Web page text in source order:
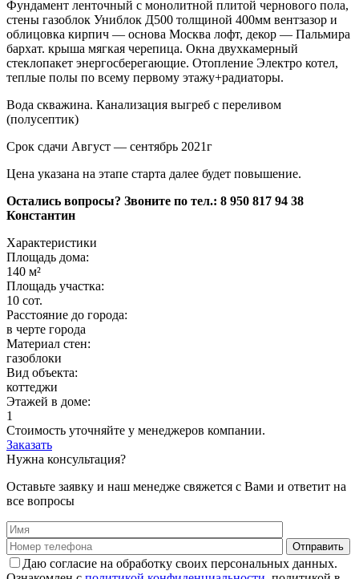
Фундамент ленточный с монолитной плитой чернового пола,
стены газоблок Униблок Д500 толщиной 400мм вентзазор и
облицовка кирпич — основа Москва лофт, декор — Пальмира
бархат. крыша мягкая черепица. Окна двухкамерный
стеклопакет энергосберегающие. Отопление Электро котел,
теплые полы по всему первому этажу+радиаторы.
Вода скважина. Канализация выгреб с переливом
(полусептик)
Срок сдачи Август — сентябрь 2021г
Цена указана на этапе старта далее будет повышение.
Остались вопросы? Звоните по тел.: 8 950 817 94 38
Константин
Характеристики
Площадь дома:
140 м²
Площадь участка:
10 сот.
Расстояние до города:
в черте города
Материал стен:
газоблоки
Вид объекта:
коттеджи
Этажей в доме:
1
Стоимость уточняйте у менеджеров компании.
Заказать
Нужна консультация?
Оставьте заявку и наш менедже свяжется с Вами и ответит на
все вопросы
Даю согласие на обработку своих персональных данных.